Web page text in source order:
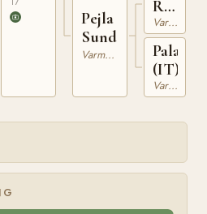
Pejla
Sund
Varmblodig Travhäst
R.L.
(FR)
Varmblodig Travhäst
(IT)
Varmblodig Travhäst